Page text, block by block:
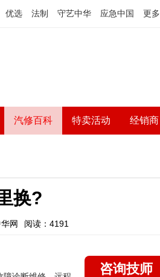
优选 法制 守艺中华 应急中国 更多
汽修百科 特卖活动 经销商
换?
网 阅读：4191
咨询技师